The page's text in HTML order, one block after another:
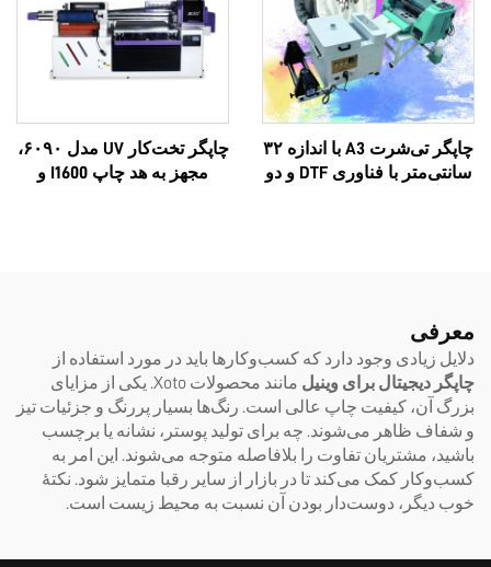
چاپگر تی‌شرت A3 با اندازه ۳۲
سانتی‌متر با فناوری DTF و دو
چاپگر تخت‌کار UV مدل ۶۰۹۰،
مجهز به هد چاپ I1600 و
معرفی
دلایل زیادی وجود دارد که کسب‌وکارها باید در مورد استفاده از
چاپگر دیجیتال برای وینیل
مانند محصولات Xoto. یکی از مزایای
بزرگ آن، کیفیت چاپ عالی است. رنگ‌ها بسیار پررنگ و جزئیات تیز
و شفاف ظاهر می‌شوند. چه برای تولید پوستر، نشانه یا برچسب
باشید، مشتریان تفاوت را بلافاصله متوجه می‌شوند. این امر به
کسب‌وکار کمک می‌کند تا در بازار از سایر رقبا متمایز شود. نکتهٔ
خوب دیگر، دوست‌دار بودن آن نسبت به محیط زیست است.